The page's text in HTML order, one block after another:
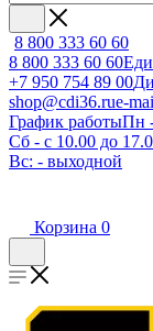
8 800 333 60 60
8 800 333 60 60
+7 950 754 89 00
shop@cdi36.rue-
График работыПн
Сб - с 10.00 до
Вс: - выходной
Корзина 0